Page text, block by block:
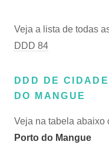
Veja a lista de todas
DDD 84
DDD DE
DO MANGUE
Veja na tabela abaixo
Porto do Mangue